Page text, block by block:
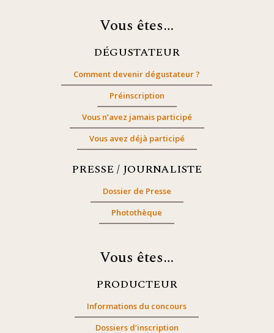
Vous êtes…
DÉGUSTATEUR
Comment devenir dégustateur ?
Préinscription
Vous n’avez jamais participé
Vous avez déjà participé
PRESSE / JOURNALISTE
Dossier de Presse
Photothèque
Vous êtes…
PRODUCTEUR
Informations du concours
Dossiers d’inscription